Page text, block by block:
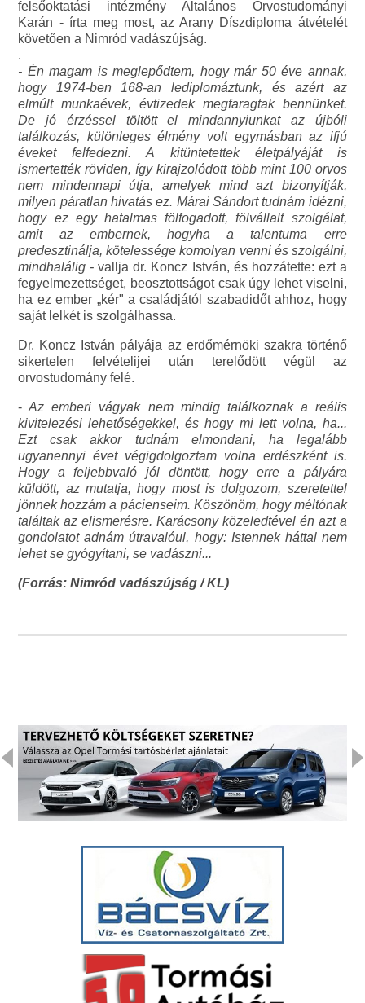
felsőoktatási intézmény Általános Orvostudományi
Karán - írta meg most, az Arany Díszdiploma átvételét
követően a Nimród vadászújság.
.
- Én magam is meglepődtem, hogy már 50 éve annak,
hogy 1974-ben 168-an lediplomáztunk, és azért az
elmúlt munkaévek, évtizedek megfaragtak bennünket.
De jó érzéssel töltött el mindannyiunkat az újbóli
találkozás, különleges élmény volt egymásban az ifjú
éveket felfedezni. A kitüntetettek életpályáját is
ismertették röviden, így kirajzolódott több mint 100 orvos
nem mindennapi útja, amelyek mind azt bizonyítják,
milyen páratlan hivatás ez. Márai Sándort tudnám idézni,
hogy ez egy hatalmas fölfogadott, fölvállalt szolgálat,
amit az embernek, hogyha a talentuma erre
predesztinálja, kötelessége komolyan venni és szolgálni,
mindhalálig -vallja dr. Koncz István, és hozzátette: ezt a
fegyelmezettséget, beosztottságot csak úgy lehet viselni,
ha ez ember „kér" a családjától szabadidőt ahhoz, hogy
saját lelkét is szolgálhassa.
Dr. Koncz István pályája az erdőmérnöki szakra történő
sikertelen felvételijei után terelődött végül az
orvostudomány felé.
- Az emberi vágyak nem mindig találkoznak a reális
kivitelezési lehetőségekkel, és hogy mi lett volna, ha...
Ezt csak akkor tudnám elmondani, ha legalább
ugyanennyi évet végigdolgoztam volna erdészként is.
Hogy a feljebbvaló jól döntött, hogy erre a pályára
küldött, az mutatja, hogy most is dolgozom, szeretettel
jönnek hozzám a pácienseim. Köszönöm, hogy méltónak
találtak az elismerésre. Karácsony közeledtével én azt a
gondolatot adnám útravalóul, hogy: Istennek háttal nem
lehet se gyógyítani, se vadászni...
(Forrás: Nimród vadászújság / KL)